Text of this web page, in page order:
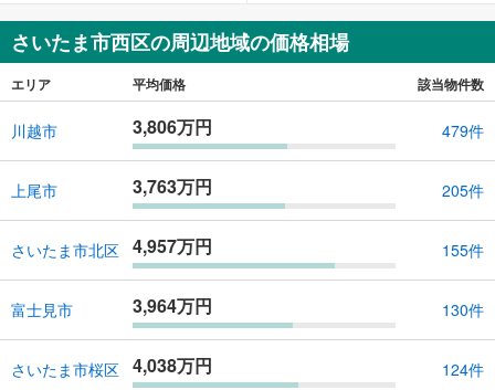
さいたま市西区の周辺地域の価格相場
エリア 平均価格 該当物件数
川越市 3,806万円 479件
上尾市 3,763万円 205件
さいたま市北区 4,957万円 155件
富士見市 3,964万円 130件
さいたま市桜区 4,038万円 124件